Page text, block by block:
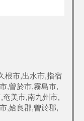
根市,出水市,指宿
,曽於市,霧島市,
美市,南九州市,
,姶良郡,曽於郡,